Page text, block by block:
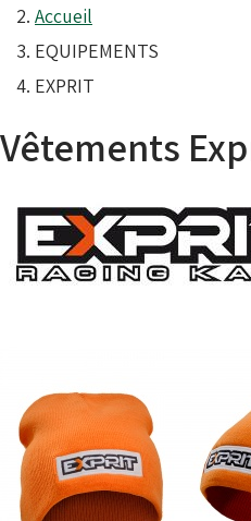
Accueil
EQUIPEMENTS
EXPRIT
Vêtements